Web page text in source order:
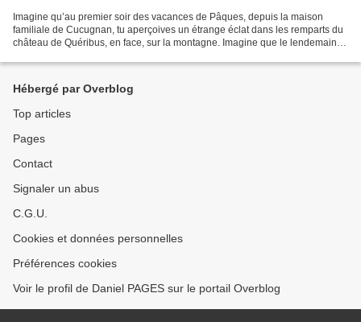
Imagine qu’au premier soir des vacances de Pâques, depuis la maison
familiale de Cucugnan, tu aperçoives un étrange éclat dans les remparts du
château de Quéribus, en face, sur la montagne. Imagine que le lendemain
Hébergé par Overblog
Top articles
Pages
Contact
Signaler un abus
C.G.U.
Cookies et données personnelles
Préférences cookies
Voir le profil de Daniel PAGES sur le portail Overblog